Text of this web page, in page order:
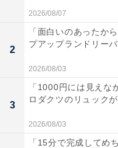
2026/08/07
2
「面白いのあったか
プアップランドリー
2026/08/03
3
「1000円には見えな
ロダクツのリュック
2026/08/03
「15分で完成してめ